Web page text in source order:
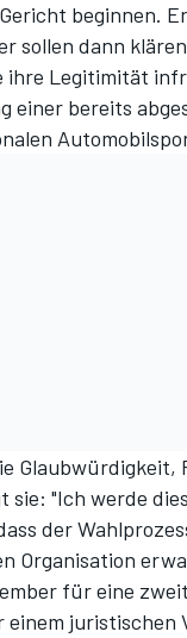
beginnen.
sollen dann
Legitimität
einer bereits
Glaubwürdigkeit,
"Ich werde
der
Organisation
für eine
juristischen